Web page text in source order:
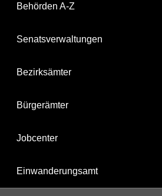
Behörden A-Z
Senatsverwaltungen
Bezirksämter
Bürgerämter
Jobcenter
Einwanderungsamt